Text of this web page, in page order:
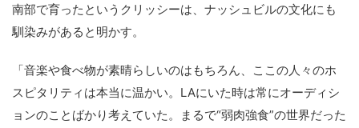
南部で育ったというクリッシーは、ナッシュビルの文化にも
馴染みがあると明かす。
「音楽や食べ物が素晴らしいのはもちろん、ここの人々のホ
スピタリティは本当に温かい。LAにいた時は常にオーディシ
ョンのことばかり考えていた。まるで“弱肉強食”の世界だった